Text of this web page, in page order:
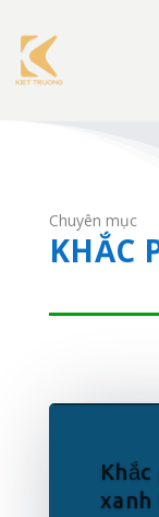
Chuyên mục
KHẮC
xanh